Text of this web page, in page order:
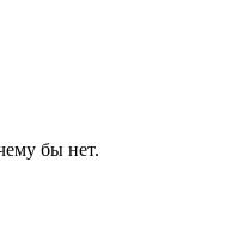
бы нет.